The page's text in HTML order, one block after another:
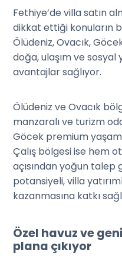
Fethiye’de villa satın
dikkat ettiği konuların
Ölüdeniz, Ovacık,
doğa, ulaşım ve sosyal
avantajlar sağlıyor.
Ölüdeniz ve Ovacık
manzaralı ve turizm
Göcek premium
Çalış bölgesi ise hem
açısından yoğun
potansiyeli, villa
kazanmasına katkı
Özel havuz ve
plana çıkıyor